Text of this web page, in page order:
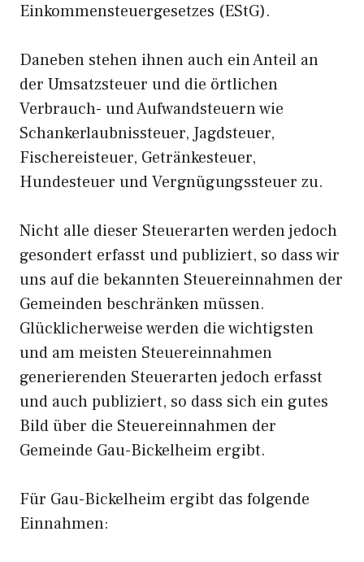
Einkommensteuergesetzes (EStG).
Daneben stehen ihnen auch ein Anteil an
der Umsatzsteuer und die örtlichen
Verbrauch- und Aufwandsteuern wie
Schankerlaubnissteuer, Jagdsteuer,
Fischereisteuer, Getränkesteuer,
Hundesteuer und Vergnügungssteuer zu.
Nicht alle dieser Steuerarten werden jedoch
gesondert erfasst und publiziert, so dass wir
uns auf die bekannten Steuereinnahmen der
Gemeinden beschränken müssen.
Glücklicherweise werden die wichtigsten
und am meisten Steuereinnahmen
generierenden Steuerarten jedoch erfasst
und auch publiziert, so dass sich ein gutes
Bild über die Steuereinnahmen der
Gemeinde Gau-Bickelheim ergibt.
Für Gau-Bickelheim ergibt das folgende
Einnahmen: